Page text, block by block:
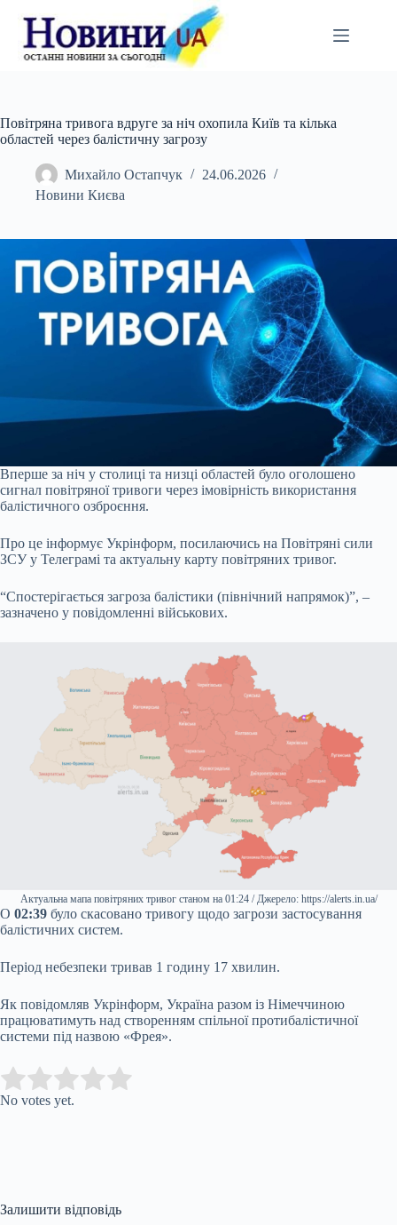
вмісту
Повітряна тривога вдруге за ніч охопила Київ та кілька
областей через балістичну загрозу
Михайло Остапчук
24.06.2026
Новини Києва
Вперше за ніч у столиці та низці областей було оголошено
сигнал повітряної тривоги через імовірність використання
балістичного озброєння.
Про це інформує Укрінформ, посилаючись на Повітряні сили
ЗСУ у Телеграмі та актуальну карту повітряних тривог.
“Спостерігається загроза балістики (північний напрямок)”, –
зазначено у повідомленні військових.
Актуальна мапа повітряних тривог станом на 01:24 / Джерело: https://alerts.in.ua/
О 02:39 було скасовано тривогу щодо загрози застосування
балістичних систем.
Період небезпеки тривав 1 годину 17 хвилин.
Як повідомляв Укрінформ, Україна разом із Німеччиною
працюватимуть над створенням спільної протибалістичної
системи під назвою «Фрея».
Rate this item:
No votes yet.
Залишити відповідь